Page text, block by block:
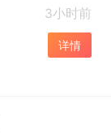
3小时前
详情